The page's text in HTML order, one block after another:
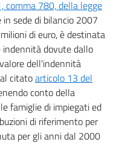
comma 780, della legge
sede di bilancio 2007
di euro, è destinata
dovute dallo
dell'indennità
citatoarticolo 13 del
conto della
famiglie di impiegati ed
di riferimento per
per gli anni dal 2000